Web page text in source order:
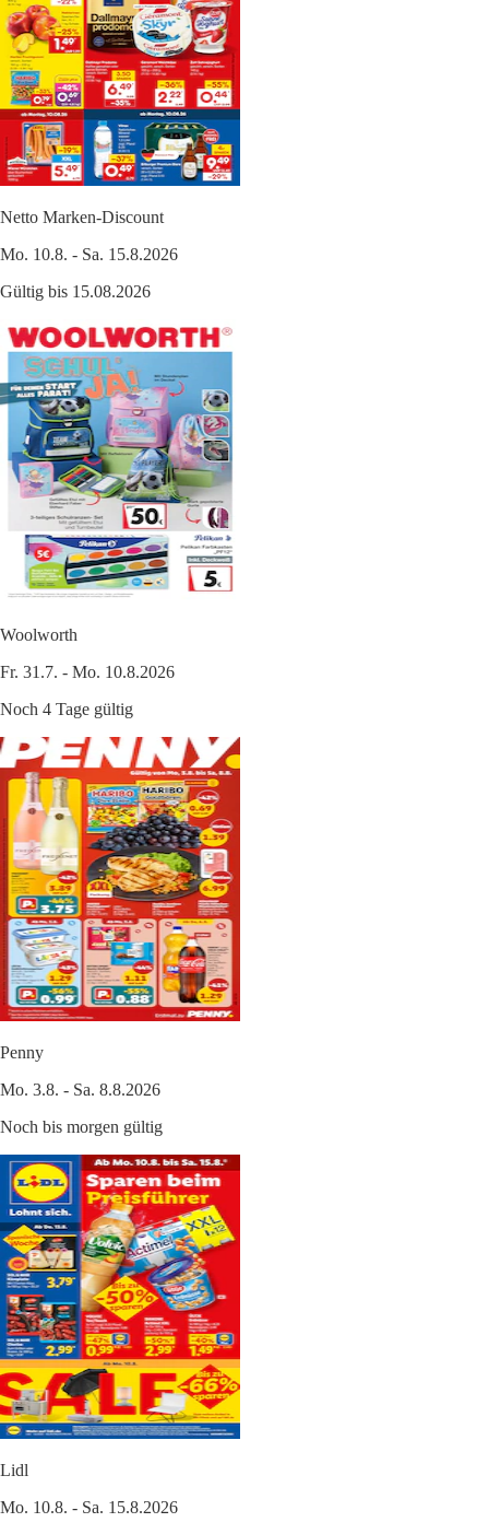
Netto Marken-Discount
Mo. 10.8. - Sa. 15.8.2026
Gültig bis 15.08.2026
Woolworth
Fr. 31.7. - Mo. 10.8.2026
Noch 4 Tage gültig
Penny
Mo. 3.8. - Sa. 8.8.2026
Noch bis morgen gültig
Lidl
Mo. 10.8. - Sa. 15.8.2026